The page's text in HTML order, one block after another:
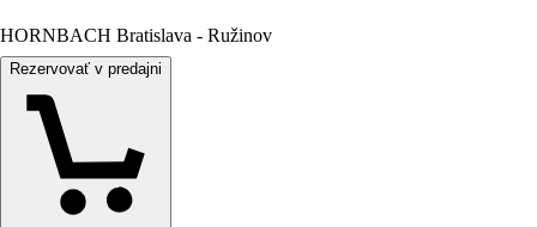
HORNBACH Bratislava - Ružinov
Rezervovať v predajni